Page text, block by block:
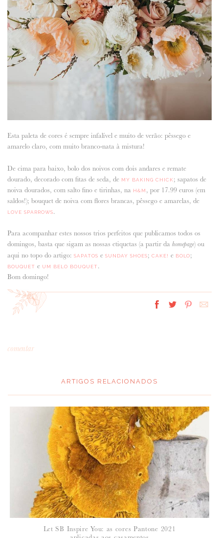
Esta paleta de cores é sempre infalível e muito de verão: pêssego e
amarelo claro, com muito branco-nata à mistura!
De cima para baixo, bolo dos noivos com dois andares e remate
dourado, decorado com fitas de seda, de MY BAKING CHICK ; sapatos de
noiva dourados, com salto fino e tirinhas, na
H&M , por 17.99 euros (em
saldos!); bouquet de noiva com flores brancas, pêssego e amarelas, de
LOVE SPARROWS.
Para acompanhar estes nossos trios perfeitos que publicamos todos os
domingos, basta que sigam as nossas etiquetas (a partir da homepage) ou
aqui no topo do artigo: SAPATOS e SUNDAY SHOES; CAKE! e BOLO;
BOUQUET e UM BELO BOUQUET .
Bom domingo!
comentar
ARTIGOS RELACIONADOS
Let SB Inspire You: as cores Pantone 2021